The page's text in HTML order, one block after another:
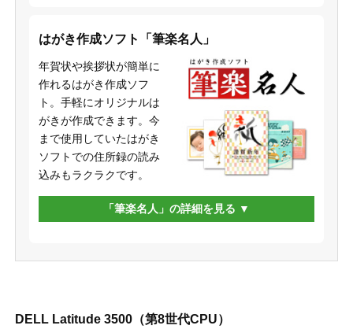
はがき作成ソフト「筆楽名人」
年賀状や挨拶状が簡単に
作れるはがき作成ソフ
ト。手軽にオリジナルは
がきが作成できます。今
まで使用していたはがき
ソフトでの住所録の読み
込みもラクラクです。
「筆楽名人」の詳細を見る
DELL Latitude 3500（第8世代CPU）